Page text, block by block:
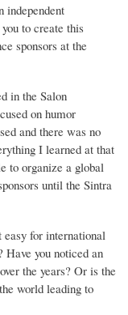
to create this
sponsors at the
the Salon
on humor
and there was no
I learned at that
to organize a global
until the Sintra
for international
you noticed an
the years? Or is the
world leading to